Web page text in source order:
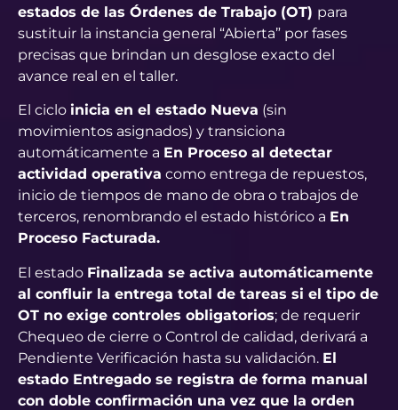
estados de las Órdenes de Trabajo (OT) para
sustituir la instancia general “Abierta” por fases
precisas que brindan un desglose exacto del
avance real en el taller.
El ciclo inicia en el estado Nueva (sin
movimientos asignados) y transiciona
automáticamente a En Proceso al detectar
actividad operativa como entrega de repuestos,
inicio de tiempos de mano de obra o trabajos de
terceros, renombrando el estado histórico a En
Proceso Facturada.
El estado Finalizada se activa automáticamente
al confluir la entrega total de tareas si el tipo de
OT no exige controles obligatorios; de requerir
Chequeo de cierre o Control de calidad, derivará a
Pendiente Verificación hasta su validación. El
estado Entregado se registra de forma manual
con doble confirmación una vez que la orden